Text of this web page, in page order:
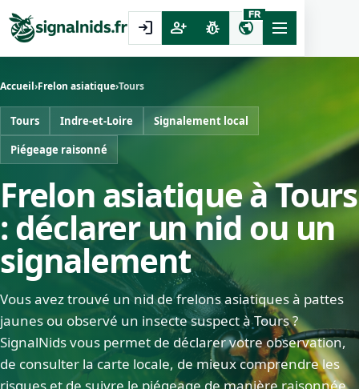
login person_add pest_control public
FR
Accueil›Frelon asiatique›Tours
Tours Indre-et-Loire
Signalement local
Piégeage raisonné
Frelon asiatique à Tours
: déclarer un nid ou un
signalement
Vous avez trouvé un nid de frelons asiatiques à pattes
jaunes ou observé un insecte suspect à Tours ?
SignalNids vous permet de déclarer votre observation,
de consulter la carte locale, de mieux comprendre les